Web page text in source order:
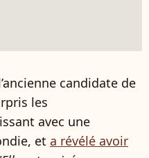
candidate de
les
avec une
et a révélé avoir